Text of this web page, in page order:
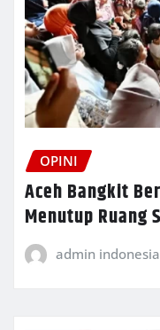
OPINI
Aceh Bangkit
Menutup Ruang
admin